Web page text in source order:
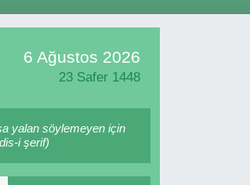
6 Ağustos 2026
23 Safer 1448
yalan söylemeyen için
i şerif)